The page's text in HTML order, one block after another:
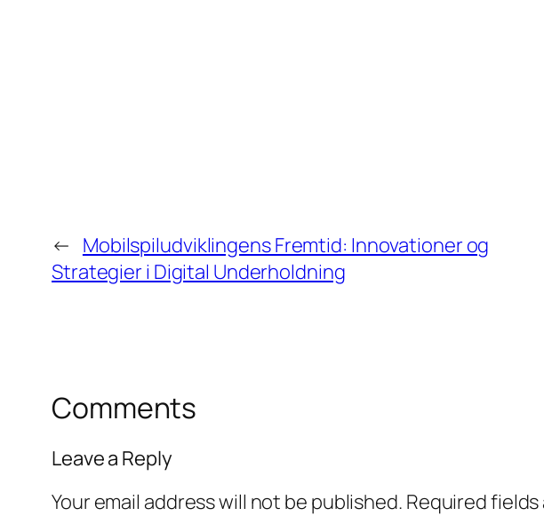
← Mobilspiludviklingens Fremtid: Innovationer og
Strategier i Digital Underholdning
Comments
Leave a Reply
Your email address will not be published. Required